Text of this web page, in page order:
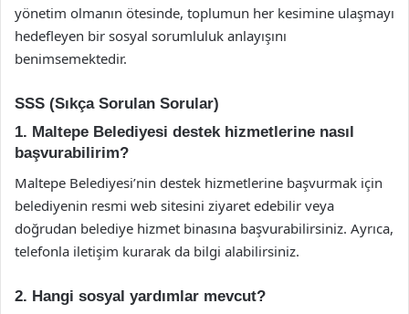
yönetim olmanın ötesinde, toplumun her kesimine ulaşmayı
hedefleyen bir sosyal sorumluluk anlayışını
benimsemektedir.
SSS (Sıkça Sorulan Sorular)
1. Maltepe Belediyesi destek hizmetlerine nasıl
başvurabilirim?
Maltepe Belediyesi’nin destek hizmetlerine başvurmak için
belediyenin resmi web sitesini ziyaret edebilir veya
doğrudan belediye hizmet binasına başvurabilirsiniz. Ayrıca,
telefonla iletişim kurarak da bilgi alabilirsiniz.
2. Hangi sosyal yardımlar mevcut?